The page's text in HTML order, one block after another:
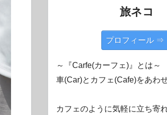
旅ネコ
プロフィール ⇒
～『Carfe(カーフェ)』とは～
車(Car)とカフェ(Cafe)をあわ
カフェのように気軽に立ち寄